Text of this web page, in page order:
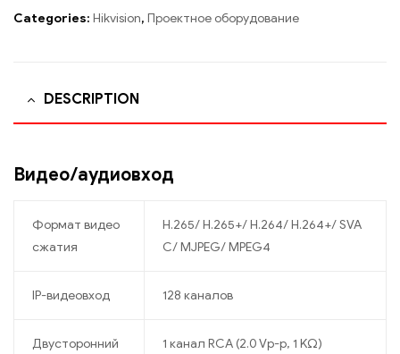
Categories: Hikvision, Проектное оборудование
DESCRIPTION
Видео/аудиовход
Формат видео
сжатия
H.265/ H.265+/ H.264/ H.264+/ SVA
C/ MJPEG/ MPEG4
IP-видеовход 128 каналов
Двусторонний
1 канал RCA (2.0 Vp-p, 1 KΩ)